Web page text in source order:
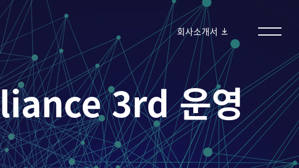
회사소개서
3rd 운영